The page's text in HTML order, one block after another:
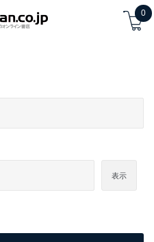
0
表示